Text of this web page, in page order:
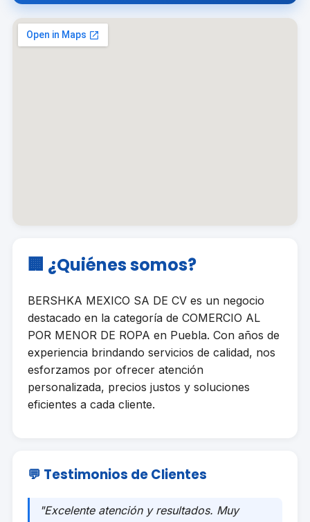
🏢 ¿Quiénes somos?
BERSHKA MEXICO SA DE CV es un negocio
destacado en la categoría de COMERCIO AL
POR MENOR DE ROPA en Puebla. Con años de
experiencia brindando servicios de calidad, nos
esforzamos por ofrecer atención
personalizada, precios justos y soluciones
eficientes a cada cliente.
💬 Testimonios de Clientes
"Excelente atención y resultados. Muy